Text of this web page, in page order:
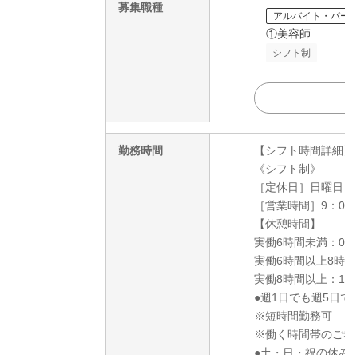
募集職種
アルバイト・パ
①美容師
シフト制
勤務時間
【シフト時間詳細
《シフト制》
［定休日］日曜日
［営業時間］9：
【休憩時間】
実働6時間未満：
実働6時間以上8
実働8時間以上：
●週1日でも週5日
※短時間勤務可
※働く時間帯の